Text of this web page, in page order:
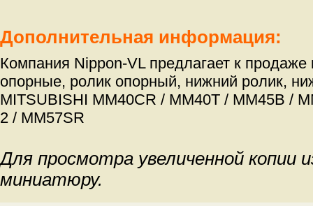
Дополнительная информация:
Компания Nippon-VL предлагает к продаже
опорные, ролик опорный, нижний ролик,
MITSUBISHI MM40CR / MM40T / MM45B /
2 / MM57SR
Для просмотра увеличенной копии
миниатюру.